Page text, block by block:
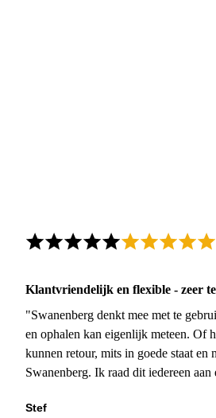
Klantvriendelijk en flexible - zeer
"Swanenberg denkt mee met te
en ophalen kan eigenlijk meteen. Of
kunnen retour, mits in goede staat
Swanenberg. Ik raad dit iedereen
Stef